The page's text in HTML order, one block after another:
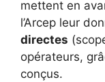
mettent en
l’Arcep leur
directes
opérateurs,
conçus.